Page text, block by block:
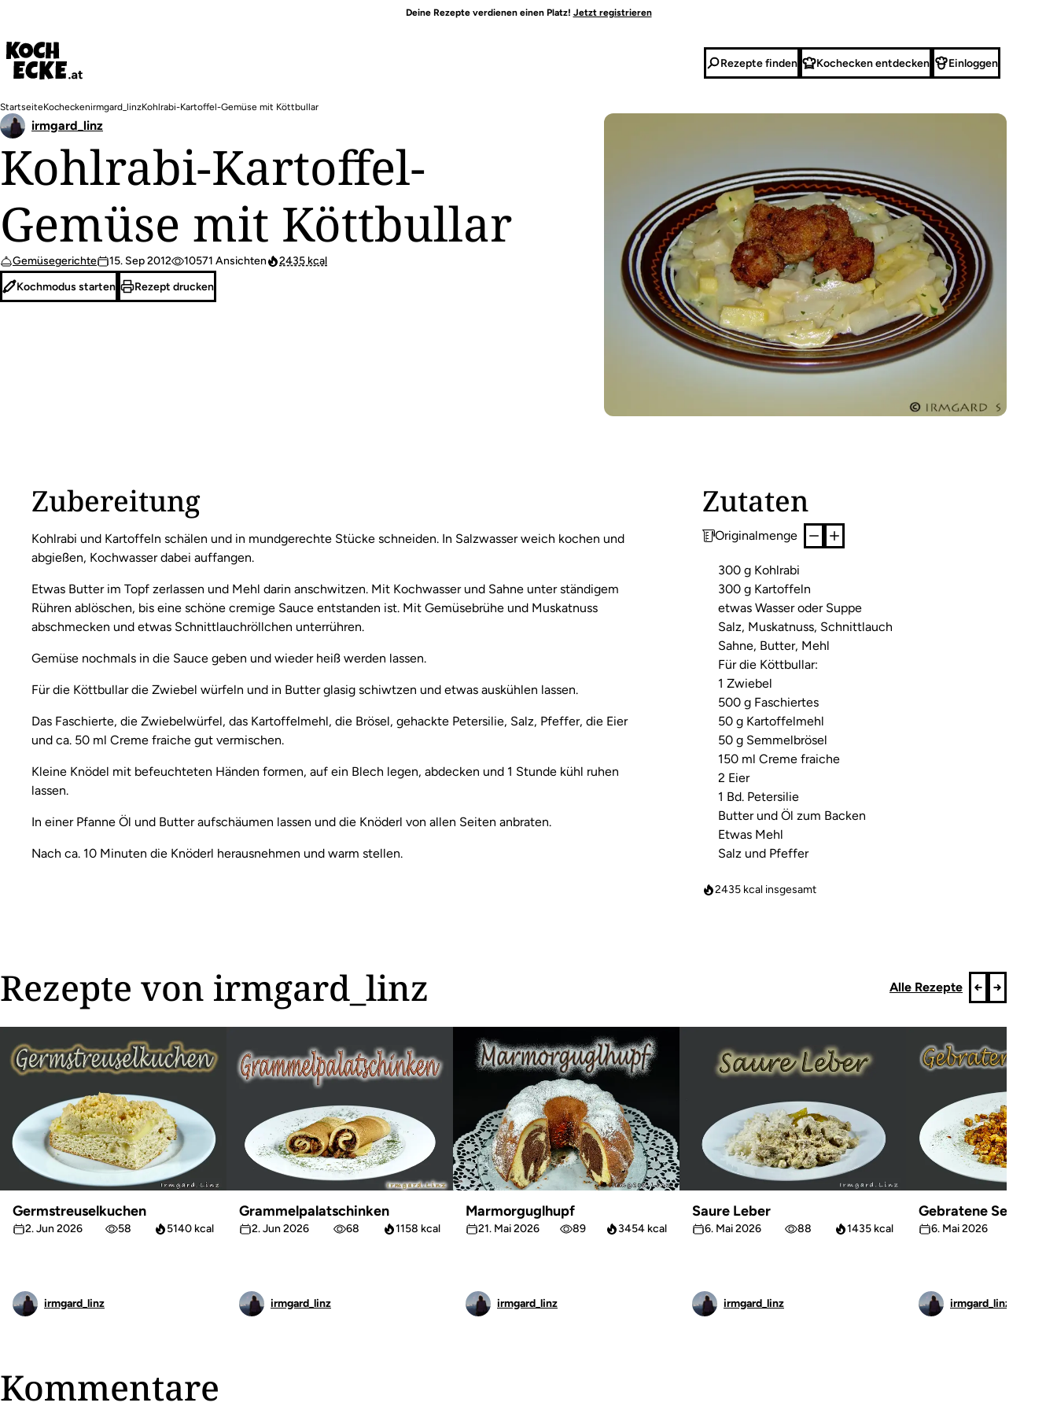
Inhalt
Deine Rezepte verdienen einen Platz! Jetzt registrieren
Rezepte finden Kochecken entdecken Einloggen
Pfadnavigation
StartseiteKocheckenirmgard_linzKohlrabi-Kartoffel-Gemüse mit Köttbullar
Kohlrabi-Kartoffel-
Gemüse mit Köttbullar
Gemüsegerichte 15. Sep 2012 10571 Ansichten 2435 kcal
irmgard_linz
Kochmodus starten Rezept drucken
Zubereitung
Kohlrabi und Kartoffeln schälen und in mundgerechte Stücke schneiden. In Salzwasser weich kochen und
abgießen, Kochwasser dabei auffangen.
Etwas Butter im Topf zerlassen und Mehl darin anschwitzen. Mit Kochwasser und Sahne unter ständigem
Rühren ablöschen, bis eine schöne cremige Sauce entstanden ist. Mit Gemüsebrühe und Muskatnuss
abschmecken und etwas Schnittlauchröllchen unterrühren.
Gemüse nochmals in die Sauce geben und wieder heiß werden lassen.
Für die Köttbullar die Zwiebel würfeln und in Butter glasig schiwtzen und etwas auskühlen lassen.
Das Faschierte, die Zwiebelwürfel, das Kartoffelmehl, die Brösel, gehackte Petersilie, Salz, Pfeffer, die Eier
und ca. 50 ml Creme fraiche gut vermischen.
Kleine Knödel mit befeuchteten Händen formen, auf ein Blech legen, abdecken und 1 Stunde kühl ruhen
lassen.
In einer Pfanne Öl und Butter aufschäumen lassen und die Knöderl von allen Seiten anbraten.
Nach ca. 10 Minuten die Knöderl herausnehmen und warm stellen.
Zutaten
Originalmenge
300 g Kohlrabi
300 g Kartoffeln
etwas Wasser oder Suppe
Salz, Muskatnuss, Schnittlauch
Sahne, Butter, Mehl
Für die Köttbullar:
1 Zwiebel
500 g Faschiertes
50 g Kartoffelmehl
50 g Semmelbrösel
150 ml Creme fraiche
2 Eier
1 Bd. Petersilie
Butter und Öl zum Backen
Etwas Mehl
Salz und Pfeffer
2435 kcal insgesamt
Rezepte von irmgard_linz Alle Rezepte
Germstreuselkuchen
2. Jun 2026 58 5140 kcal
irmgard_linz
Grammelpalatschinken
2. Jun 2026 68 1158 kcal
irmgard_linz
Marmorguglhupf
21. Mai 2026 89 3454 kcal
irmgard_linz
Saure Leber
6. Mai 2026 88 1435 kcal
irmgard_linz
Gebratene Sellerie
6. Mai 2026
irmgard_linz
Kommentare